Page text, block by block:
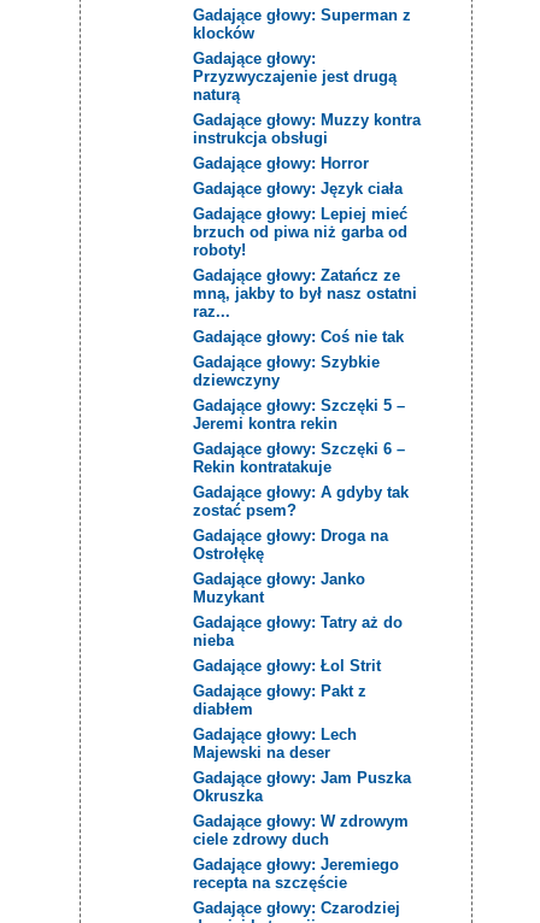
Gadające głowy: Superman z
klocków
Gadające głowy:
Przyzwyczajenie jest drugą
naturą
Gadające głowy: Muzzy kontra
instrukcja obsługi
Gadające głowy: Horror
Gadające głowy: Język ciała
Gadające głowy: Lepiej mieć
brzuch od piwa niż garba od
roboty!
Gadające głowy: Zatańcz ze
mną, jakby to był nasz ostatni
raz...
Gadające głowy: Coś nie tak
Gadające głowy: Szybkie
dziewczyny
Gadające głowy: Szczęki 5 –
Jeremi kontra rekin
Gadające głowy: Szczęki 6 –
Rekin kontratakuje
Gadające głowy: A gdyby tak
zostać psem?
Gadające głowy: Droga na
Ostrołękę
Gadające głowy: Janko
Muzykant
Gadające głowy: Tatry aż do
nieba
Gadające głowy: Łol Strit
Gadające głowy: Pakt z
diabłem
Gadające głowy: Lech
Majewski na deser
Gadające głowy: Jam Puszka
Okruszka
Gadające głowy: W zdrowym
ciele zdrowy duch
Gadające głowy: Jeremiego
recepta na szczęście
Gadające głowy: Czarodziej